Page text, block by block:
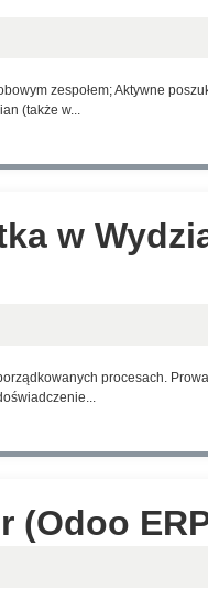
zespołem; Aktywne
(także w...
w
procesach.
(Odoo